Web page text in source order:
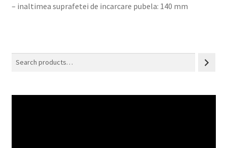
– inaltimea suprafetei de incarcare pubela: 140 mm
Search